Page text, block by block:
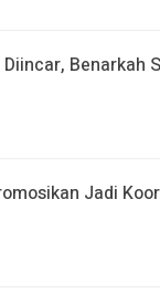
Benarkah
Jadi